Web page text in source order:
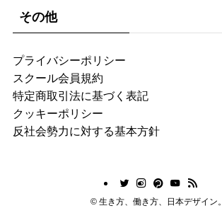
その他
プライバシーポリシー
スクール会員規約
特定商取引法に基づく表記
クッキーポリシー
反社会勢力に対する基本方針
© 生き方、働き方、日本デザイン。